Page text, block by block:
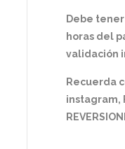
Debe
horas del
validación
Recuerda
instagram,